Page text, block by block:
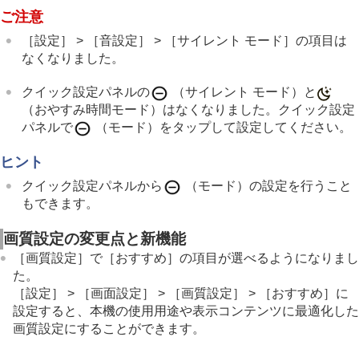
ご注意
［設定］ > ［音設定］ > ［サイレント モード］の項目は
なくなりました。
クイック設定パネルの
（サイレント モード）と
（おやすみ時間モード）はなくなりました。クイック設定
パネルで
（モード）をタップして設定してください。
ヒント
クイック設定パネルから
（モード）の設定を行うこと
もできます。
画質設定の変更点と新機能
［画質設定］で［おすすめ］の項目が選べるようになりまし
た。
［設定］ > ［画面設定］ > ［画質設定］ > ［おすすめ］に
設定すると、本機の使用用途や表示コンテンツに最適化した
画質設定にすることができます。